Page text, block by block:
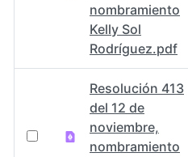
nombramiento
Kelly Sol
Rodríguez.pdf
Resolución 413
del 12 de
noviembre,
nombramiento